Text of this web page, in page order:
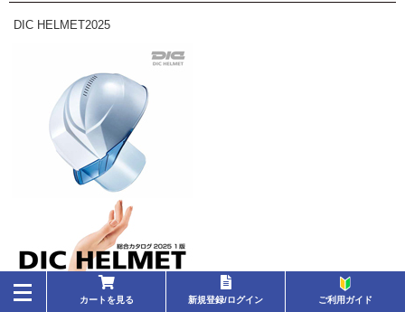
toggle
navigation
DIC HELMET2025
通年
カートを見る 新規登録/ログイン ご利用ガイド